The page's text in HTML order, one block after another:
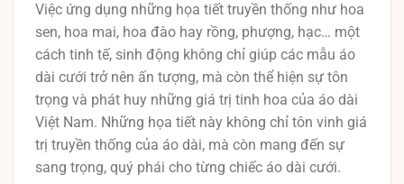
Việc ứng dụng những họa tiết truyền thống như hoa
sen, hoa mai, hoa đào hay rồng, phượng, hạc… một
cách tinh tế, sinh động không chỉ giúp các mẫu áo
dài cưới trở nên ấn tượng, mà còn thể hiện sự tôn
trọng và phát huy những giá trị tinh hoa của áo dài
Việt Nam. Những họa tiết này không chỉ tôn vinh giá
trị truyền thống của áo dài, mà còn mang đến sự
sang trọng, quý phái cho từng chiếc áo dài cưới.